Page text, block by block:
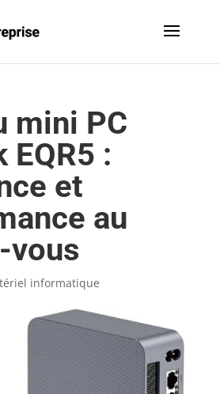
mini PC
EQR5 :
et
au
vous
informatique